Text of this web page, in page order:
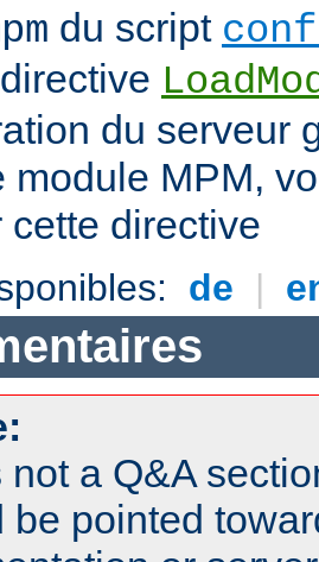
du script
du serveur
module MPM,
cette directive
de |
not a Q&A
be pointed